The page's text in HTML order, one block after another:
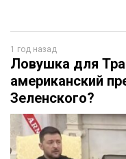
1 год назад
Ловушка для
американский
Зеленского?